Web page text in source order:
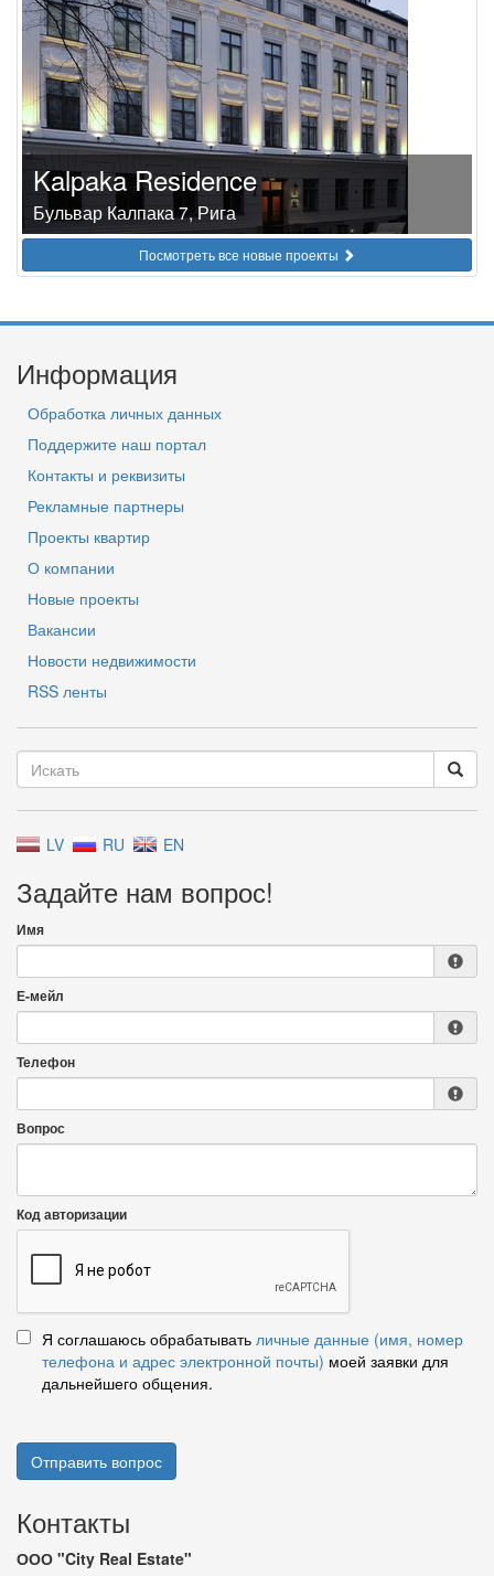
Kalpaka Residence
Бульвар Калпака 7, Рига
Посмотреть все новые проекты
Информация
Обработка личных данных
Поддержите наш портал
Контакты и реквизиты
Рекламные партнеры
Проекты квартир
О компании
Новые проекты
Вакансии
Новости недвижимости
RSS ленты
LV RU EN
Задайте нам вопрос!
Имя
Е-мейл
Телефон
Вопрос
Код авторизации
Я соглашаюсь обрабатывать личные данные (имя, номер
телефона и адрес электронной почты) моей заявки для
дальнейшего общения.
Отправить вопрос
Контакты
ООО "City Real Estate"